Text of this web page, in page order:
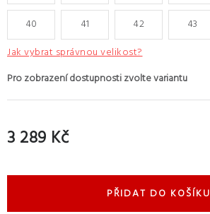
40 41 42
43
Jak vybrat správnou velikost?
3 289 Kč
PŘIDAT DO KOŠÍKU